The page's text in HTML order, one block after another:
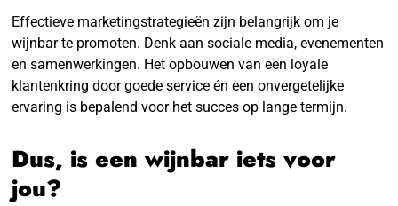
Effectieve marketingstrategieën zijn belangrijk om je
wijnbar te promoten. Denk aan sociale media, evenementen
en samenwerkingen. Het opbouwen van een loyale
klantenkring door goede service én een onvergetelijke
ervaring is bepalend voor het succes op lange termijn.
Dus, is een wijnbar iets voor
jou?